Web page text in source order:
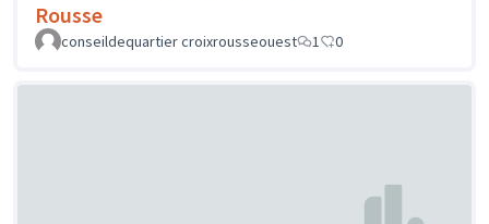
Rousse
conseildequartier croixrousseouest 1 0